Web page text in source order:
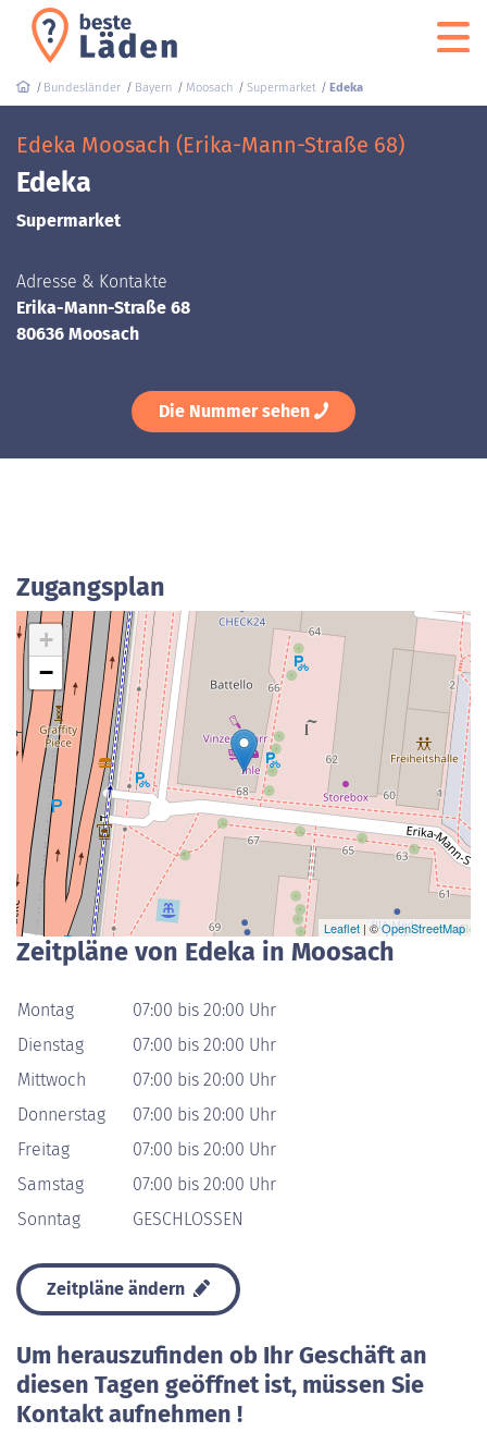
Bundesländer Bayern Moosach Supermarket Edeka
Edeka Moosach (Erika-Mann-Straße 68)
Edeka
Supermarket
Adresse & Kontakte
Erika-Mann-Straße 68
80636 Moosach
Die Nummer sehen
Zugangsplan
+
−
Leaflet | ©OpenStreetMap
Zeitpläne von Edeka in Moosach
Montag
07:00 bis 20:00 Uhr
Dienstag
07:00 bis 20:00 Uhr
Mittwoch
07:00 bis 20:00 Uhr
Donnerstag
07:00 bis 20:00 Uhr
Freitag
07:00 bis 20:00 Uhr
Samstag
07:00 bis 20:00 Uhr
Sonntag
GESCHLOSSEN
Zeitpläne ändern
Um herauszufinden ob Ihr Geschäft an
diesen Tagen geöffnet ist, müssen Sie
Kontakt aufnehmen !